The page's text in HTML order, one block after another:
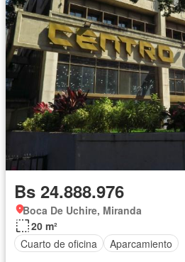
Bs 24.888.976
Boca De Uchire, Miranda
20 m²
Cuarto de oficina
Aparcamiento